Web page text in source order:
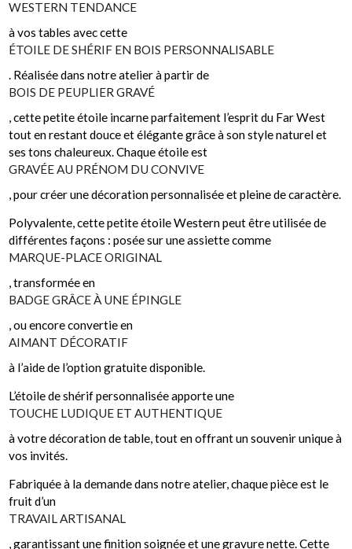
WESTERN TENDANCE
à vos tables avec cette
ÉTOILE DE SHÉRIF EN BOIS PERSONNALISABLE
. Réalisée dans notre atelier à partir de
BOIS DE PEUPLIER GRAVÉ
, cette petite étoile incarne parfaitement l’esprit du Far West
tout en restant douce et élégante grâce à son style naturel et
ses tons chaleureux. Chaque étoile est
GRAVÉE AU PRÉNOM DU CONVIVE
, pour créer une décoration personnalisée et pleine de caractère.
Polyvalente, cette petite étoile Western peut être utilisée de
différentes façons : posée sur une assiette comme
MARQUE-PLACE ORIGINAL
, transformée en
BADGE GRÂCE À UNE ÉPINGLE
, ou encore convertie en
AIMANT DÉCORATIF
à l’aide de l’option gratuite disponible.
L’étoile de shérif personnalisée apporte une
TOUCHE LUDIQUE ET AUTHENTIQUE
à votre décoration de table, tout en offrant un souvenir unique à
vos invités.
Fabriquée à la demande dans notre atelier, chaque pièce est le
fruit d’un
TRAVAIL ARTISANAL
, garantissant une finition soignée et une gravure nette. Cette